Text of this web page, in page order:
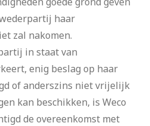
haar
zal nakomen.
in staat van
enig beslag op haar
of anderszins niet vrijelijk
kan beschikken, is Weco
de overeenkomst met